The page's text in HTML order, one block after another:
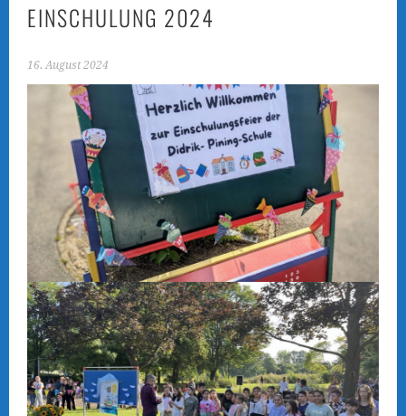
EINSCHULUNG 2024
16. August 2024